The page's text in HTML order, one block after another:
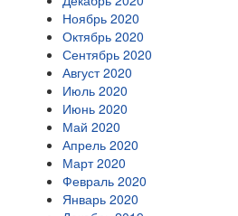
Ноябрь 2020
Октябрь 2020
Сентябрь 2020
Август 2020
Июль 2020
Июнь 2020
Май 2020
Апрель 2020
Март 2020
Февраль 2020
Январь 2020